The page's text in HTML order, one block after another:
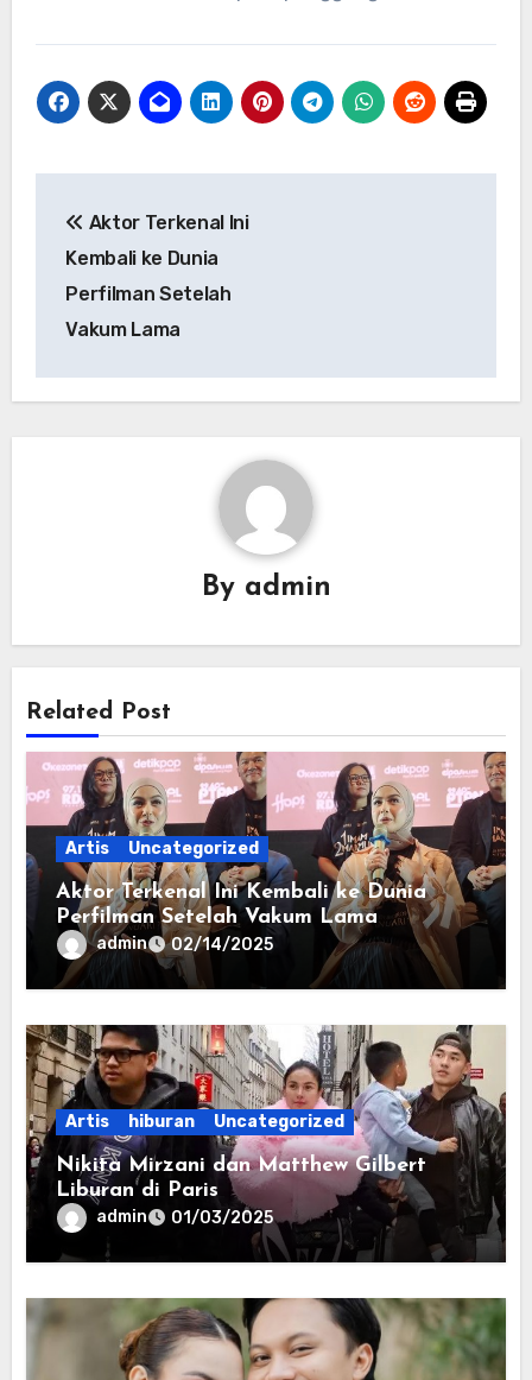
pos
Aktor Terkenal Ini
Kembali ke Dunia
Perfilman Setelah
Vakum Lama
By admin
Related Post
Artis Uncategorized
Aktor Terkenal Ini Kembali ke Dunia
Perfilman Setelah Vakum Lama
admin 02/14/2025
Artis hiburan Uncategorized
Nikita Mirzani dan Matthew Gilbert
Liburan di Paris
admin 01/03/2025